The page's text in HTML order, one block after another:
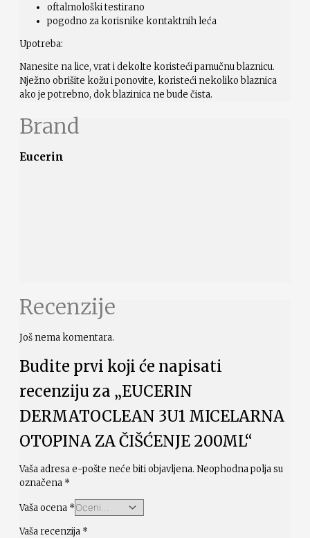
oftalmološki testirano
pogodno za korisnike kontaktnih leća
Upotreba:
Nanesite na lice, vrat i dekolte koristeći pamučnu blaznicu.
Nježno obrišite kožu i ponovite, koristeći nekoliko blaznica
ako je potrebno, dok blazinica ne bude čista.
Brand
Eucerin
Recenzije
Još nema komentara.
Budite prvi koji će napisati
recenziju za „EUCERIN
DERMATOCLEAN 3U1 MICELARNA
OTOPINA ZA ČIŠĆENJE 200ML“
Vaša adresa e-pošte neće biti objavljena. Neophodna polja su
označena *
Vaša ocena *
Vaša recenzija *